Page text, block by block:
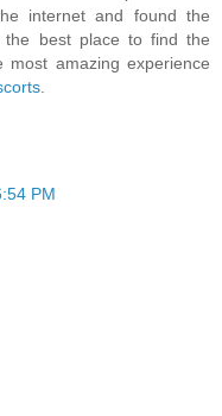
internet and found the
the best place to find the
amazing experience
.
PM